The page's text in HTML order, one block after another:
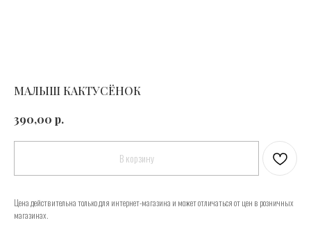
МАЛЫШ КАКТУСЁНОК
390,00 р.
В корзину
Цена действительна только для интернет-магазина и может отличаться от цен в розничных
магазинах.